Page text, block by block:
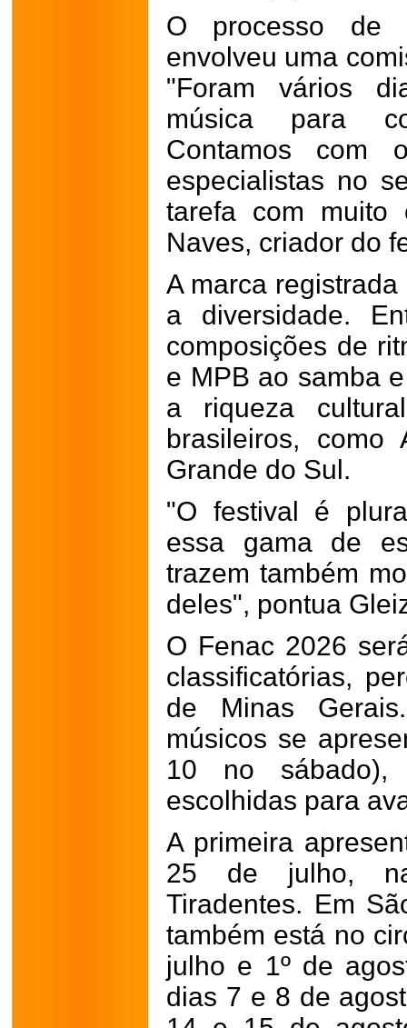
O processo de
envolveu uma
"Foram vários
música para
Contamos com
especialistas no
tarefa com muito
Naves, criador do
A marca
a diversidade.
composições de
e MPB ao samba
a riqueza
brasileiros, como
Grande do Sul.
"O festival é
essa gama de
trazem também
deles", pontua
O Fenac 2026
classificatórias,
de Minas
músicos se
10 no
escolhidas para
A primeira
25 de julho,
Tiradentes. Em
também está no
julho e 1º de
dias 7 e 8 de